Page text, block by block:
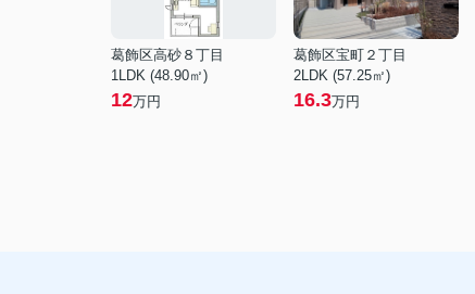
葛飾区高砂８丁目
1LDK (48.90㎡)
12万円
葛飾区宝町２丁目
2LDK (57.25㎡)
16.3万円